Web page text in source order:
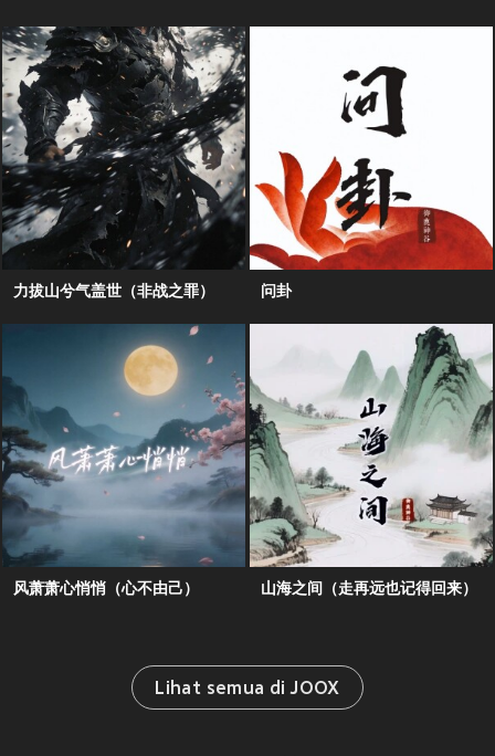
力拔山兮气盖世（非战之罪） 问卦
风萧萧心悄悄（心不由己） 山海之间（走再远也记得回来）
Lihat semua di JOOX